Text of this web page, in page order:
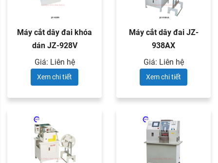
Máy cắt dây đai khóa
dán JZ-928V
Giá: Liên hệ
Xem chi tiết
Máy cắt dây đai JZ-
938AX
Giá: Liên hệ
Xem chi tiết